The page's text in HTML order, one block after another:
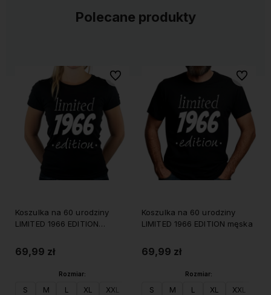
Polecane produkty
Koszulka na 60 urodziny
LIMITED 1966 EDITION
69,99 zł
Rozmiar:
S M L XL XXL
Do ulubionych
Koszulka na 60 urodziny
LIMITED 1966 EDITION męska
69,99 zł
Rozmiar:
S M L XL XXL
Do